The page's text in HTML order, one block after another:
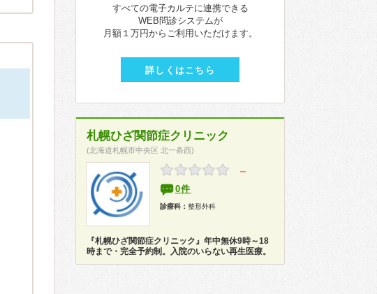
すべての電子カルテに連携できる
WEB問診システムが
月額１万円からご利用いただけます。
詳しくはこちら
札幌ひざ関節症クリニック
(北海道札幌市中央区 北一条西)
－
0件
診療科： 整形外科
『札幌ひざ関節症クリニック』年中無休9時～18
時まで・完全予約制。入院のいらない再生医療。